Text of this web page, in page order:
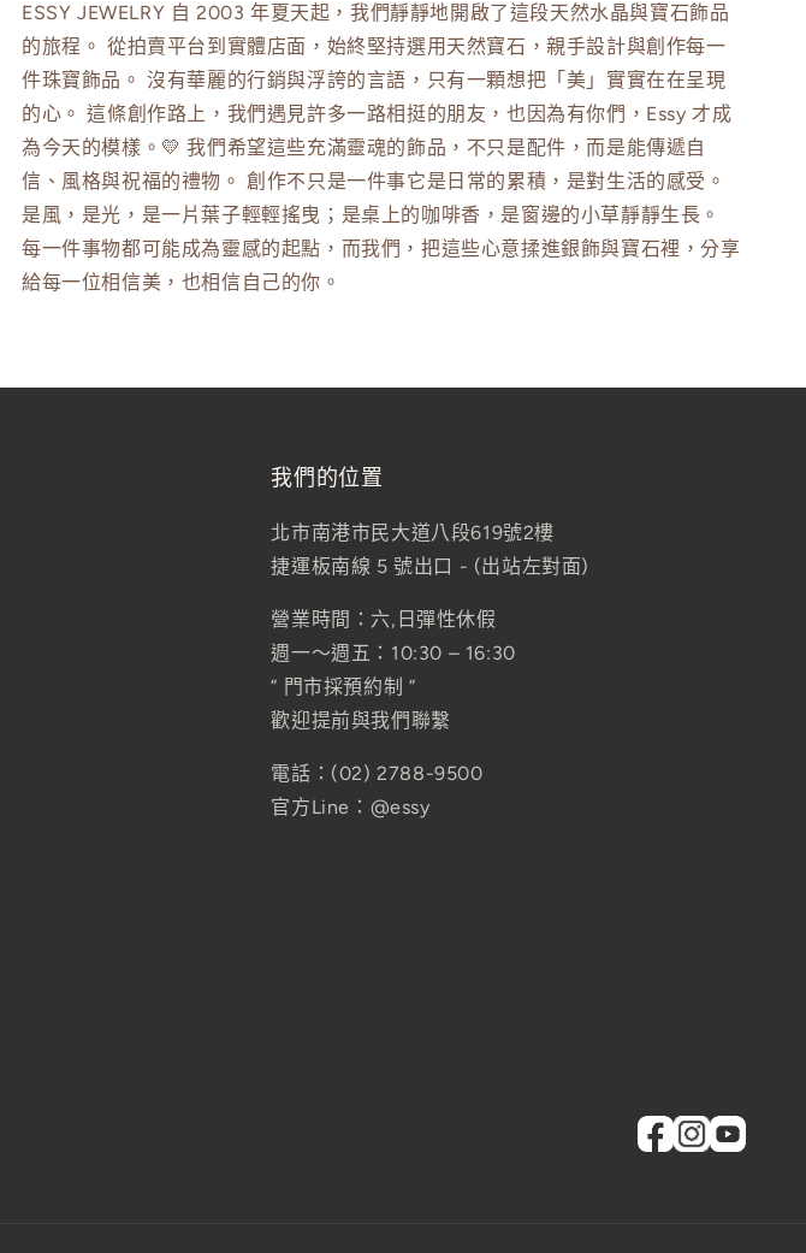
ESSY JEWELRY 自 2003 年夏天起，我們靜靜地開啟了這段天然水晶與寶石飾品
的旅程。 從拍賣平台到實體店面，始終堅持選用天然寶石，親手設計與創作每一
件珠寶飾品。 沒有華麗的行銷與浮誇的言語，只有一顆想把「美」實實在在呈現
的心。 這條創作路上，我們遇見許多一路相挺的朋友，也因為有你們，Essy 才成
為今天的模樣。💛 我們希望這些充滿靈魂的飾品，不只是配件，而是能傳遞自
信、風格與祝福的禮物。 創作不只是一件事它是日常的累積，是對生活的感受。
是風，是光，是一片葉子輕輕搖曳；是桌上的咖啡香，是窗邊的小草靜靜生長。
每一件事物都可能成為靈感的起點，而我們，把這些心意揉進銀飾與寶石裡，分享
給每一位相信美，也相信自己的你。
我們的位置
北市南港市民大道八段619號2樓
捷運板南線 5 號出口 - (出站左對面)
營業時間：六,日彈性休假
週一～週五：10:30 – 16:30
” 門市採預約制 ”
歡迎提前與我們聯繫
電話：(02) 2788-9500
官方Line：@essy